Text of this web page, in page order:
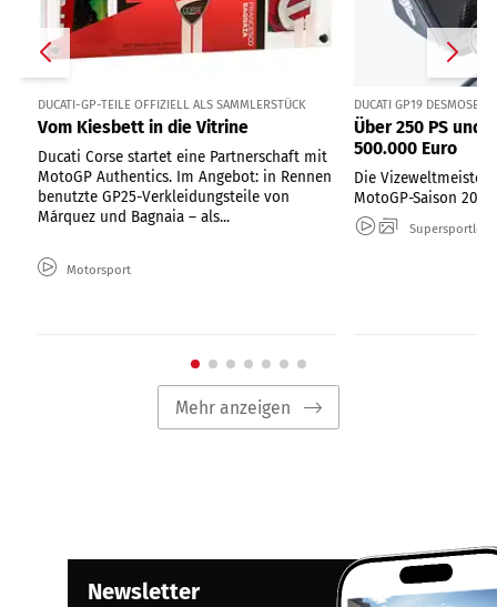
DUCATI-GP-TEILE OFFIZIELL ALS SAMMLERSTÜCK
Vom Kiesbett in die Vitrine
Ducati Corse startet eine Partnerschaft mit
MotoGP Authentics. Im Angebot: in Rennen
benutzte GP25-Verkleidungsteile von
Márquez und Bagnaia – als...
Motorsport
DUCATI GP19
Über 250 PS und
500.000 Euro
Die
MotoGP-Saison
Supersportler
Mehr anzeigen
Newsletter